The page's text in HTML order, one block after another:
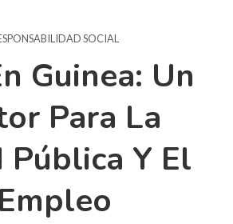
SOCIAL
Guinea: Un
Para La
Pública Y El
Empleo